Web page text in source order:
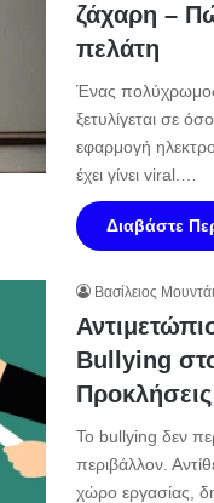
ζάχαρη –
πελάτη
Ένας
ξετυλίγεται σε
εφαρμογή
έχει γίνει viral.…
Διαβάστε
Βασίλειος
Bullying
Το bullying δεν
περιβάλλον.
χώρο εργασίας,